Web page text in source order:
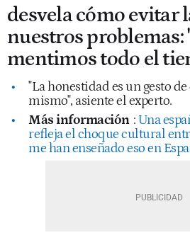
desvela cómo evitar
nuestros problemas:
mentimos todo el
"La honestidad es un gesto
mismo", asiente el experto.
Más información : Una
refleja el choque cultural
me han enseñado eso en